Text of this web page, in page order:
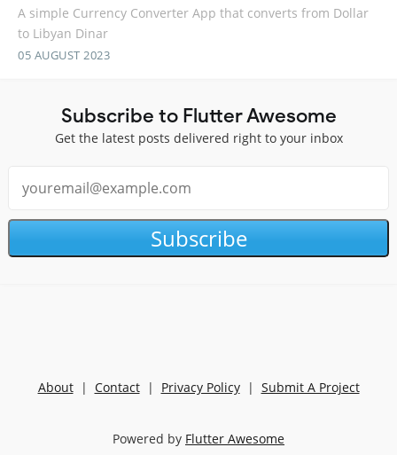
A simple Currency Converter App that converts from Dollar
to Libyan Dinar
05 AUGUST 2023
Subscribe to Flutter Awesome
Get the latest posts delivered right to your inbox
Subscribe
About| Contact| Privacy Policy| Submit A Project
Powered by Flutter Awesome